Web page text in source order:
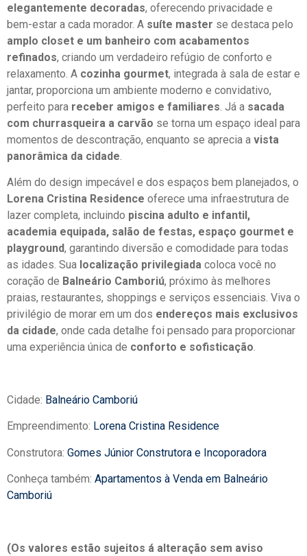
elegantemente decoradas, oferecendo privacidade e
bem-estar a cada morador. A suíte master se destaca pelo
amplo closet e um banheiro com acabamentos
refinados, criando um verdadeiro refúgio de conforto e
relaxamento. A cozinha gourmet, integrada à sala de estar e
jantar, proporciona um ambiente moderno e convidativo,
perfeito para receber amigos e familiares. Já a sacada
com churrasqueira a carvão se torna um espaço ideal para
momentos de descontração, enquanto se aprecia a vista
panorâmica da cidade.
Além do design impecável e dos espaços bem planejados, o
Lorena Cristina Residence oferece uma infraestrutura de
lazer completa, incluindo piscina adulto e infantil,
academia equipada, salão de festas, espaço gourmet e
playground, garantindo diversão e comodidade para todas
as idades. Sua localização privilegiada coloca você no
coração de Balneário Camboriú, próximo às melhores
praias, restaurantes, shoppings e serviços essenciais. Viva o
privilégio de morar em um dos endereços mais exclusivos
da cidade, onde cada detalhe foi pensado para proporcionar
uma experiência única de conforto e sofisticação.
Cidade: Balneário Camboriú
Empreendimento: Lorena Cristina Residence
Construtora: Gomes Júnior Construtora e Incoporadora
Conheça também: Apartamentos à Venda em Balneário
Camboriú
(Os valores estão sujeitos á alteração sem aviso